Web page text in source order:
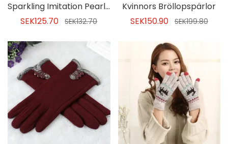
Sparkling Imitation Pearl Rhinestone Women's Hair Accessories
SEK125.70
SEK132.70
Kvinnors Bröllopspärlor
SEK150.90 SEK199.80